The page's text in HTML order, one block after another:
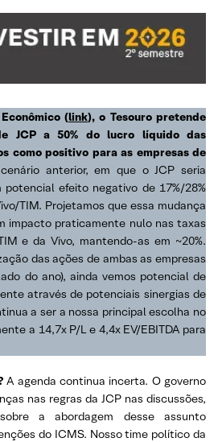
(link), o Tesouro pretende
JCP a 50% do lucro líquido das
como positivo para as empresas de
anterior, em que o JCP seria
efeito negativo de 17%/28%
TIM. Projetamos que essa mudança
impacto praticamente nulo nas taxas
e da Vivo, mantendo-as em ~20%.
das ações de ambas as empresas
do ano), ainda vemos potencial de
através de potenciais sinergias de
a ser a nossa principal escolha no
a 14,7x P/L e 4,4x EV/EBITDA para
A agenda continua incerta. O governo
nas regras da JCP nas discussões,
a abordagem desse assunto
do ICMS. Nosso time político da